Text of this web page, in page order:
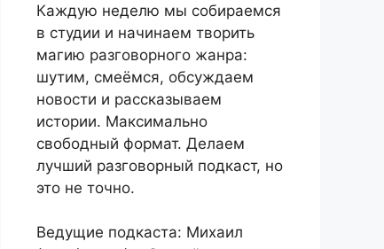
Каждую неделю мы собираемся
в студии и начинаем творить
магию разговорного жанра:
шутим, смеёмся, обсуждаем
новости и рассказываем
истории. Максимально
свободный формат. Делаем
лучший разговорный подкаст, но
это не точно.
Ведущие подкаста: Михаил